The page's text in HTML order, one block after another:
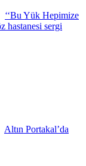
‘‘Bu Yük Hepimize
hastanesi sergi
Altın Portakal’da